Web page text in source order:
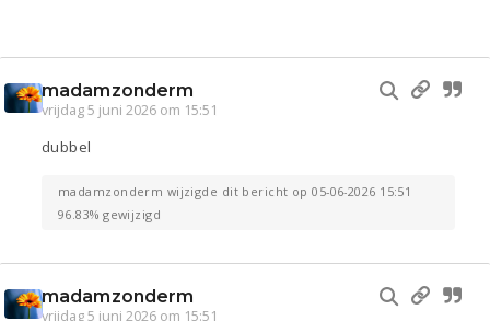
madamzonderm
vrijdag 5 juni 2026 om 15:51
dubbel
madamzonderm wijzigde dit bericht op 05-06-2026 15:51
96.83% gewijzigd
madamzonderm
vrijdag 5 juni 2026 om 15:51